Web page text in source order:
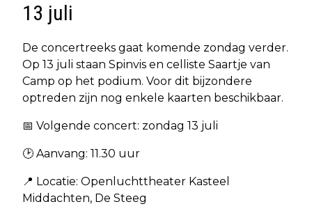
13 juli
De concertreeks gaat komende zondag verder.
Op 13 juli staan Spinvis en celliste Saartje van
Camp op het podium. Voor dit bijzondere
optreden zijn nog enkele kaarten beschikbaar.
📅 Volgende concert: zondag 13 juli
🕑 Aanvang: 11.30 uur
📍 Locatie: Openluchttheater Kasteel
Middachten, De Steeg